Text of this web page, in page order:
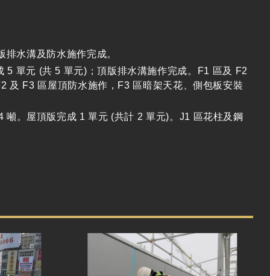
水溝及防水施作完成。
單元 (共 5 單元)；頂版排水溝施作完成。F1 區及 F2
及 F3 區屋頂防水施作，F3 區暗架天花、側包板安裝
。屋頂版完成 1 單元 (共計 2 單元)。J1 區花柱及鋼